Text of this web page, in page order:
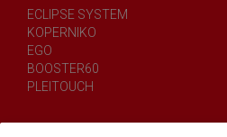
ECLIPSE SYSTEM
KOPERNIKO
EGO
BOOSTER60
PLEITOUCH